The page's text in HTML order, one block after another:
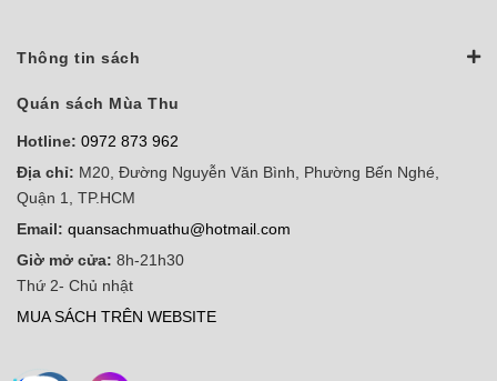
Thông tin sách
Quán sách Mùa Thu
Hotline: 0972 873 962
Địa chỉ: M20, Đường Nguyễn Văn Bình, Phường Bến Nghé,
Quận 1, TP.HCM
Email: quansachmuathu@hotmail.com
Giờ mở cửa: 8h-21h30
Thứ 2- Chủ nhật
MUA SÁCH TRÊN WEBSITE